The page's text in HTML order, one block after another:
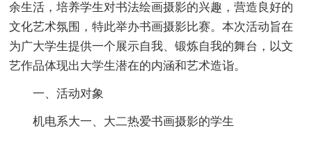
余生活，培养学生对书法绘画摄影的兴趣，营造良好的
文化艺术氛围，特此举办书画摄影比赛。本次活动旨在
为广大学生提供一个展示自我、锻炼自我的舞台，以文
艺作品体现出大学生潜在的内涵和艺术造诣。
一、活动对象
机电系大一、大二热爱书画摄影的学生